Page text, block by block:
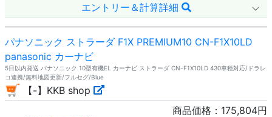
エントリー＆計算詳細
パナソニック ストラーダ F1X PREMIUM10 CN-F1X10LD
panasonic カーナビ
5日以内発送 パナソニック 10型有機EL カーナビ ストラーダ CN-F1X10LD 430車種対応/ドラレ
コ連携/無料地図更新/フルセグ/Blue
【-】KKB shop
商品価格： 175,804円